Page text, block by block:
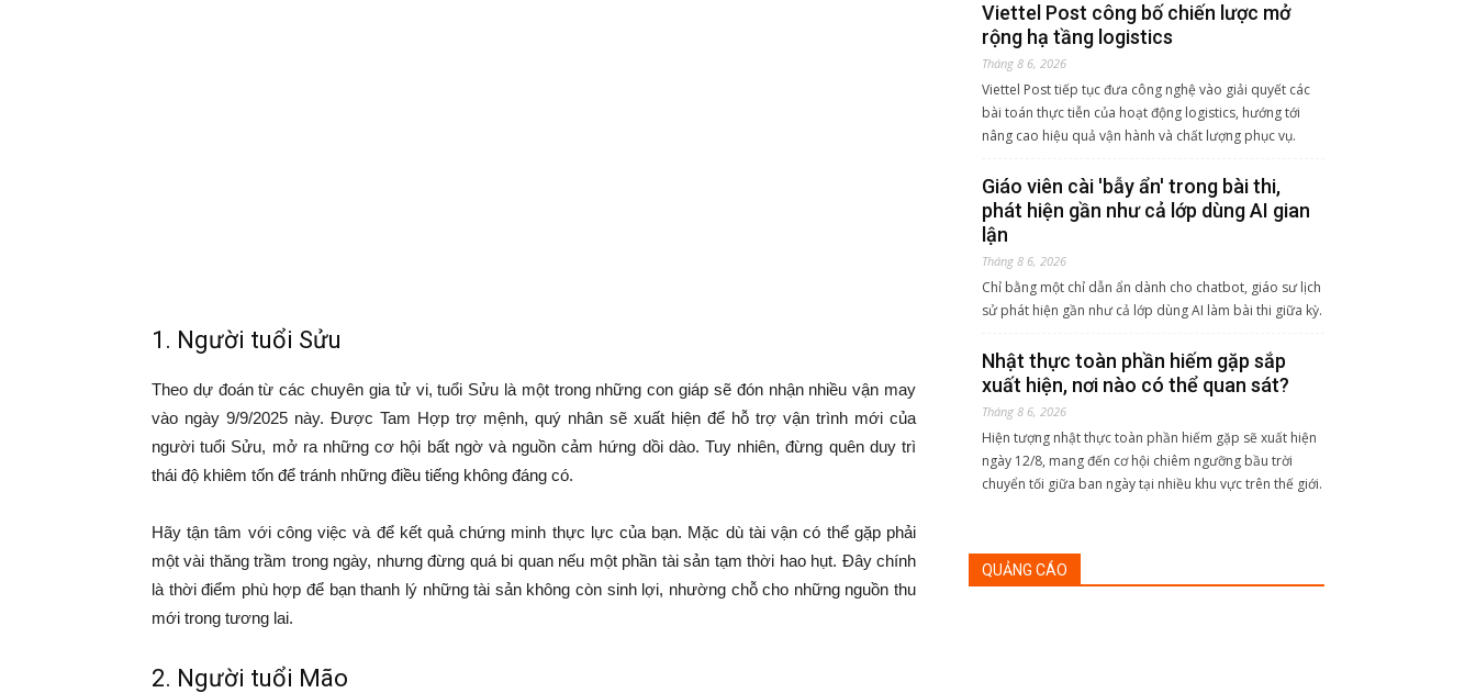
1. Người tuổi Sửu
Theo dự đoán từ các chuyên gia tử vi, tuổi Sửu là một trong những con giáp sẽ đón nhận nhiều vận may
vào ngày 9/9/2025 này. Được Tam Hợp trợ mệnh, quý nhân sẽ xuất hiện để hỗ trợ vận trình mới của
người tuổi Sửu, mở ra những cơ hội bất ngờ và nguồn cảm hứng dồi dào. Tuy nhiên, đừng quên duy trì
thái độ khiêm tốn để tránh những điều tiếng không đáng có.
Hãy tận tâm với công việc và để kết quả chứng minh thực lực của bạn. Mặc dù tài vận có thể gặp phải
một vài thăng trầm trong ngày, nhưng đừng quá bi quan nếu một phần tài sản tạm thời hao hụt. Đây chính
là thời điểm phù hợp để bạn thanh lý những tài sản không còn sinh lợi, nhường chỗ cho những nguồn thu
mới trong tương lai.
2. Người tuổi Mão
Viettel Post công bố chiến lược mở
rộng hạ tầng logistics
Tháng 8 6, 2026
Viettel Post tiếp tục đưa công nghệ vào giải quyết các
bài toán thực tiễn của hoạt động logistics, hướng tới
nâng cao hiệu quả vận hành và chất lượng phục vụ.
Giáo viên cài 'bẫy ẩn' trong bài thi,
phát hiện gần như cả lớp dùng AI gian
lận
Tháng 8 6, 2026
Chỉ bằng một chỉ dẫn ẩn dành cho chatbot, giáo sư lịch
sử phát hiện gần như cả lớp dùng AI làm bài thi giữa kỳ.
Nhật thực toàn phần hiếm gặp sắp
xuất hiện, nơi nào có thể quan sát?
Tháng 8 6, 2026
Hiện tượng nhật thực toàn phần hiếm gặp sẽ xuất hiện
ngày 12/8, mang đến cơ hội chiêm ngưỡng bầu trời
chuyển tối giữa ban ngày tại nhiều khu vực trên thế giới.
QUẢNG CÁO